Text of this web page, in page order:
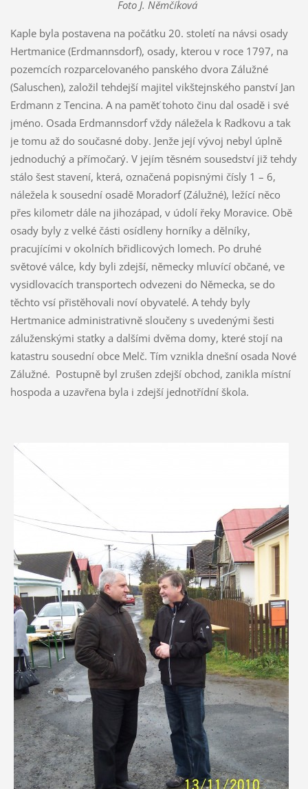
Foto J. Němčíková
Kaple byla postavena na počátku 20. století na návsi osady
Hertmanice (Erdmannsdorf), osady, kterou v roce 1797, na
pozemcích rozparcelovaného panského dvora Zálužné
(Saluschen), založil tehdejší majitel vikštejnského panství Jan
Erdmann z Tencina. A na paměť tohoto činu dal osadě i své
jméno. Osada Erdmannsdorf vždy náležela k Radkovu a tak
je tomu až do současné doby. Jenže její vývoj nebyl úplně
jednoduchý a přímočarý. V jejím těsném sousedství již tehdy
stálo šest stavení, která, označená popisnými čísly 1 – 6,
náležela k sousední osadě Moradorf (Zálužné), ležící něco
přes kilometr dále na jihozápad, v údolí řeky Moravice. Obě
osady byly z velké části osídleny horníky a dělníky,
pracujícími v okolních břidlicových lomech. Po druhé
světové válce, kdy byli zdejší, německy mluvící občané, ve
vysidlovacích transportech odvezeni do Německa, se do
těchto vsí přistěhovali noví obyvatelé. A tehdy byly
Hertmanice administrativně sloučeny s uvedenými šesti
záluženskými statky a dalšími dvěma domy, které stojí na
katastru sousední obce Melč. Tím vznikla dnešní osada Nové
Zálužné. Postupně byl zrušen zdejší obchod, zanikla místní
hospoda a uzavřena byla i zdejší jednotřídní škola.